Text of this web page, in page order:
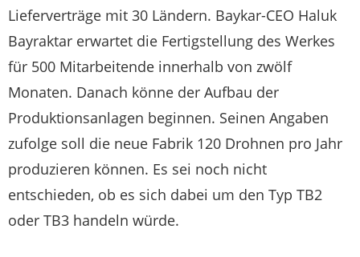
Lieferverträge mit 30 Ländern. Baykar-CEO Haluk
Bayraktar erwartet die Fertigstellung des Werkes
für 500 Mitarbeitende innerhalb von zwölf
Monaten. Danach könne der Aufbau der
Produktionsanlagen beginnen. Seinen Angaben
zufolge soll die neue Fabrik 120 Drohnen pro Jahr
produzieren können. Es sei noch nicht
entschieden, ob es sich dabei um den Typ TB2
oder TB3 handeln würde.